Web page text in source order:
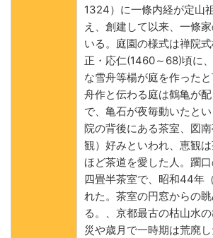
1324）に一條内経が定山
え、創建して以来、一條
いる。庭園の様式は禅院
正・応仁(1460～68)頃に
な雪舟等楊が庭を作った
舟作と伝わる庭は鶴亀が
で、亀石が夜毎動いたと
院の背後にある茶室、図
観）好みといわれ、恵観
ほど茶道を愛した人。躙
四畳半茶室で、昭和44年
れた。茶室の円窓からの
る。、京都最古の枯山水
災や歳月で一時期は荒廃し